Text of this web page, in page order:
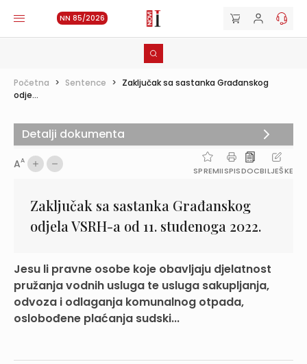
NN 85/2026
Početna > Sentence > Zaključak sa sastanka Građanskog
odje...
AA
SPREMIISPISDOCBILJEŠKE
Zaključak sa sastanka Građanskog
odjela VSRH-a od 11. studenoga 2022.
Jesu li pravne osobe koje obavljaju djelatnost
pružanja vodnih usluga te usluga sakupljanja,
odvoza i odlaganja komunalnog otpada,
oslobođene plaćanja sudski...
Detalji dokumenta